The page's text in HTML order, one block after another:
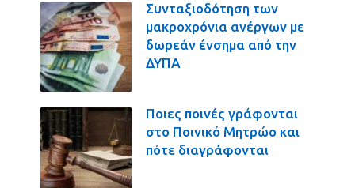
Συνταξιοδότηση των
μακροχρόνια ανέργων με
δωρεάν ένσημα από την
ΔΥΠΑ
Ποιες ποινές γράφονται
στο Ποινικό Μητρώο και
πότε διαγράφονται